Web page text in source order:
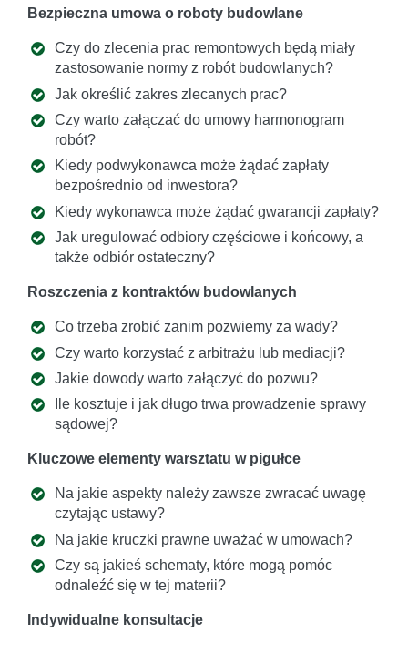
Bezpieczna umowa o roboty budowlane
Czy do zlecenia prac remontowych będą miały
zastosowanie normy z robót budowlanych?
Jak określić zakres zlecanych prac?
Czy warto załączać do umowy harmonogram
robót?
Kiedy podwykonawca może żądać zapłaty
bezpośrednio od inwestora?
Kiedy wykonawca może żądać gwarancji zapłaty?
Jak uregulować odbiory częściowe i końcowy, a
także odbiór ostateczny?
Roszczenia z kontraktów budowlanych
Co trzeba zrobić zanim pozwiemy za wady?
Czy warto korzystać z arbitrażu lub mediacji?
Jakie dowody warto załączyć do pozwu?
Ile kosztuje i jak długo trwa prowadzenie sprawy
sądowej?
Kluczowe elementy warsztatu w pigułce
Na jakie aspekty należy zawsze zwracać uwagę
czytając ustawy?
Na jakie kruczki prawne uważać w umowach?
Czy są jakieś schematy, które mogą pomóc
odnaleźć się w tej materii?
Indywidualne konsultacje